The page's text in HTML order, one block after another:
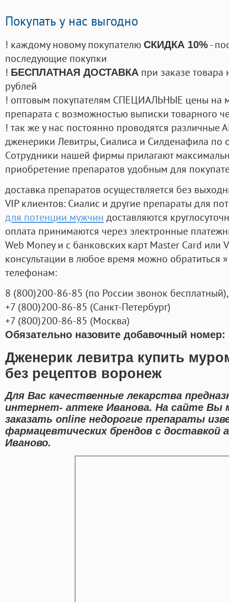
Покупать у нас выгодно
! каждому новому покупателю СКИДКА 10%-
последующие покупки
! БЕСПЛАТНАЯ ДОСТАВКА при заказе
рублей
! оптовым покупателям СПЕЦИАЛЬНЫЕ цены на
препарата с возможностью выписки товарного
! так же у нас постоянно проводятся
дженерики Левитры, Сиалиса и Силденафила по
Cотрудники нашей фирмы прилагают
приобретение препаратов удобным для
доставка препаратов осуществляется без
VIP клиентов: Сиалис и другие препараты для
для потенции мужчин доставляются
оплата принимаются через электронные
Web Money и с банковских карт Master Card или
консультации в любое время можно обратиться
телефонам:
8 (800)200-86-85 (по России звонок бесплатный),
+7 (800)200-86-85 (Санкт-Петербург)
+7 (800)200-86-85 (Москва)
Обязательно назовите добавочный номер:
Дженерик левитра купить
без рецептов воронеж
Для Вас качественные лекарства
интернет- аптеке Иванова. На сайте Вы
заказать online недорогие препараты
фармацевтических брендов с доставкой
Иваново.